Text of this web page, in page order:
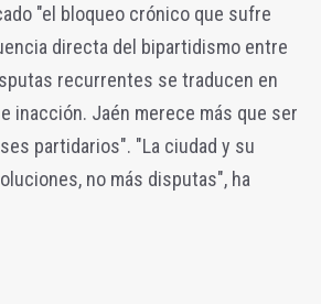
"el bloqueo crónico que sufre
directa del bipartidismo entre
recurrentes se traducen en
inacción. Jaén merece más que ser
partidarios". "La ciudad y su
no más disputas", ha